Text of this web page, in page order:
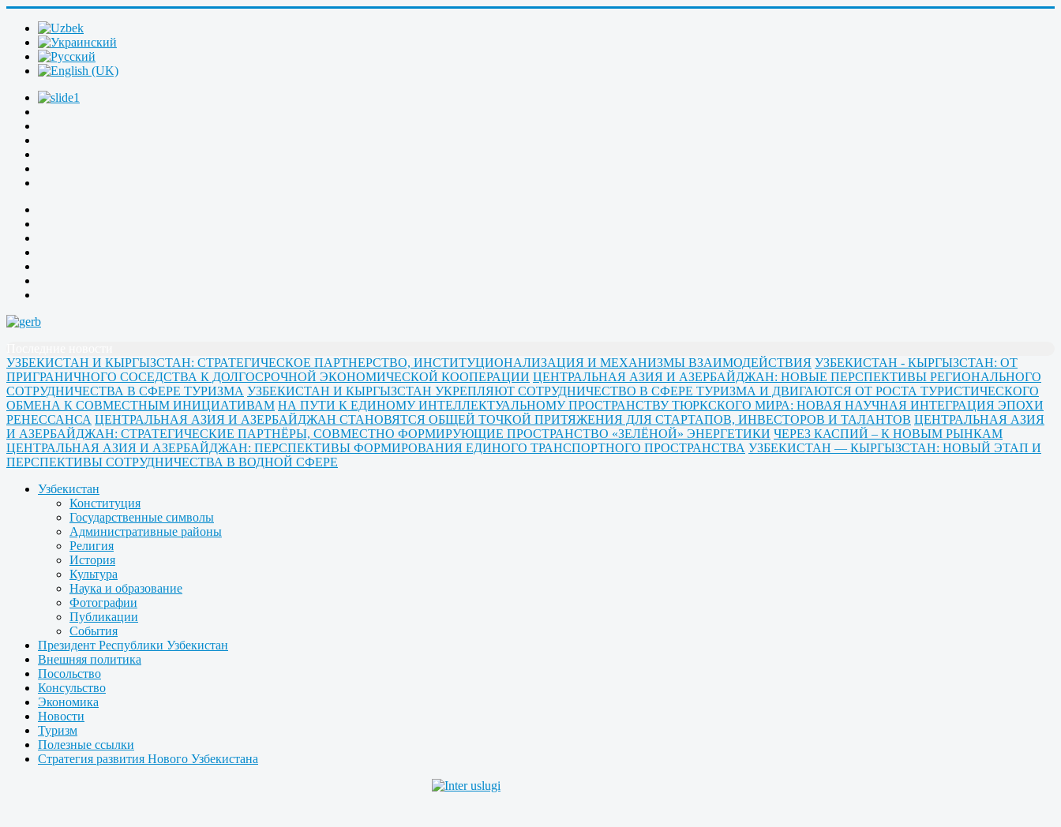
УЗБЕКИСТАН И КЫРГЫЗСТАН: СТРАТЕГИЧЕСКОЕ ПАРТНЕРСТВО, ИНСТИТУЦИОНАЛИЗАЦИЯ И МЕХАНИЗМЫ ВЗАИМОДЕЙСТВИЯ УЗБЕКИСТАН - КЫРГЫЗСТАН: ОТ
ПРИГРАНИЧНОГО СОСЕДСТВА К ДОЛГОСРОЧНОЙ ЭКОНОМИЧЕСКОЙ КООПЕРАЦИИ ЦЕНТРАЛЬНАЯ АЗИЯ И АЗЕРБАЙДЖАН: НОВЫЕ ПЕРСПЕКТИВЫ РЕГИОНАЛЬНОГО
СОТРУДНИЧЕСТВА В СФЕРЕ ТУРИЗМА УЗБЕКИСТАН И КЫРГЫЗСТАН УКРЕПЛЯЮТ СОТРУДНИЧЕСТВО В СФЕРЕ ТУРИЗМА И ДВИГАЮТСЯ ОТ РОСТА ТУРИСТИЧЕСКОГО
ОБМЕНА К СОВМЕСТНЫМ ИНИЦИАТИВАМ НА ПУТИ К ЕДИНОМУ ИНТЕЛЛЕКТУАЛЬНОМУ ПРОСТРАНСТВУ ТЮРКСКОГО МИРА: НОВАЯ НАУЧНАЯ ИНТЕГРАЦИЯ ЭПОХИ
РЕНЕССАНСА ЦЕНТРАЛЬНАЯ АЗИЯ И АЗЕРБАЙДЖАН СТАНОВЯТСЯ ОБЩЕЙ ТОЧКОЙ ПРИТЯЖЕНИЯ ДЛЯ СТАРТАПОВ, ИНВЕСТОРОВ И ТАЛАНТОВ ЦЕНТРАЛЬНАЯ АЗИЯ
И АЗЕРБАЙДЖАН: СТРАТЕГИЧЕСКИЕ ПАРТНЁРЫ, СОВМЕСТНО ФОРМИРУЮЩИЕ ПРОСТРАНСТВО «ЗЕЛЁНОЙ» ЭНЕРГЕТИКИ ЧЕРЕЗ КАСПИЙ – К НОВЫМ РЫНКАМ
ЦЕНТРАЛЬНАЯ АЗИЯ И АЗЕРБАЙДЖАН: ПЕРСПЕКТИВЫ ФОРМИРОВАНИЯ ЕДИНОГО ТРАНСПОРТНОГО ПРОСТРАНСТВА УЗБЕКИСТАН — КЫРГЫЗСТАН: НОВЫЙ ЭТАП И
ПЕРСПЕКТИВЫ СОТРУДНИЧЕСТВА В ВОДНОЙ СФЕРЕ
Узбекистан
Конституция
Государственные символы
Административные районы
Религия
История
Культура
Наука и образование
Фотографии
Публикации
События
Президент Республики Узбекистан
Внешняя политика
Посольство
Консульство
Экономика
Новости
Туризм
Полезные ссылки
Стратегия развития Нового Узбекистана